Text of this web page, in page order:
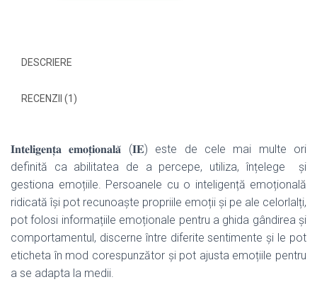
DESCRIERE
RECENZII (1)
𝐈𝐧𝐭𝐞𝐥𝐢𝐠𝐞𝐧𝐭̦𝐚 𝐞𝐦𝐨𝐭̦𝐢𝐨𝐧𝐚𝐥𝐚̆ (𝐈𝐄) este de cele mai multe ori
definită ca abilitatea de a percepe, utiliza, înțelege și
gestiona emoțiile. Persoanele cu o inteligență emoțională
ridicată își pot recunoaște propriile emoții și pe ale celorlalți,
pot folosi informațiile emoționale pentru a ghida gândirea și
comportamentul, discerne între diferite sentimente și le pot
eticheta în mod corespunzător și pot ajusta emoțiile pentru
a se adapta la medii.